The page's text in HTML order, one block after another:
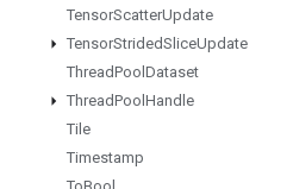
TensorScatterUpdate
TensorStridedSliceUpdate
ThreadPool Dataset
ThreadPool Handle
Tile
Timestamp